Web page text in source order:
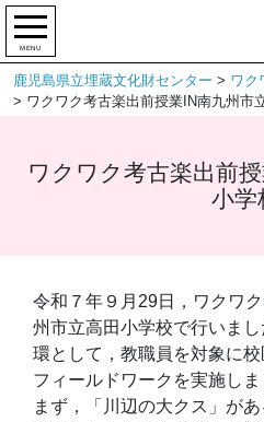
MENU
鹿児島県立埋蔵文化財センター > ワク
> ワクワク考古楽出前授業IN南九州市
ワクワク考古楽出前
小学
令和７年９月29日，ワクワ
州市立高田小学校で行いま
環として，教職員を対象に
フィールドワークを実施しま
まず，「川辺の大クス」が